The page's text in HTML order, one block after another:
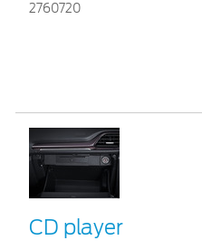
2760720
CD player